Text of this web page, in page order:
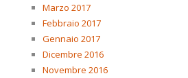
Marzo 2017
Febbraio 2017
Gennaio 2017
Dicembre 2016
Novembre 2016